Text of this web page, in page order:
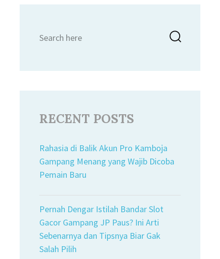
for:
RECENT POSTS
Rahasia di Balik Akun Pro Kamboja
Gampang Menang yang Wajib Dicoba
Pemain Baru
Pernah Dengar Istilah Bandar Slot
Gacor Gampang JP Paus? Ini Arti
Sebenarnya dan Tipsnya Biar Gak
Salah Pilih